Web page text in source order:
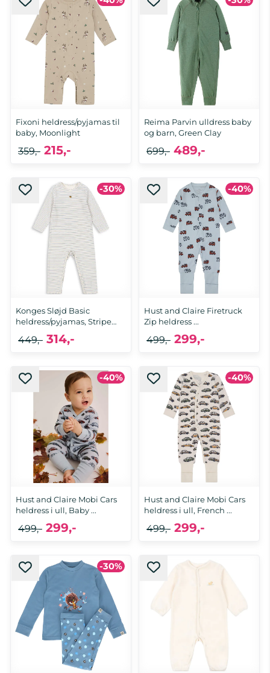
98, 110, 116 62, 68, 80
Fixoni heldress/pyjamas til
baby, Moonlight
74, 80, 86, 92
215,-
359,-
Reima Parvin ulldress baby
og barn, Green Clay
80
489,-
699,-
-30%
Konges Sløjd Basic
heldress/pyjamas, Stripe
18 mnd, 2 år, 3 år
314,-
449,-
-40%
Hust and Claire Firetruck
Zip heldress ...
80, 98
299,-
499,-
-40%
Hust and Claire Mobi Cars
heldress i ull, Baby ...
62, 68, 74, 80, 92, 98
299,-
499,-
-40%
Hust and Claire Mobi Cars
heldress i ull, French ...
56, 62, 68, 74, 80, 86, 92, 98
299,-
499,-
-30%